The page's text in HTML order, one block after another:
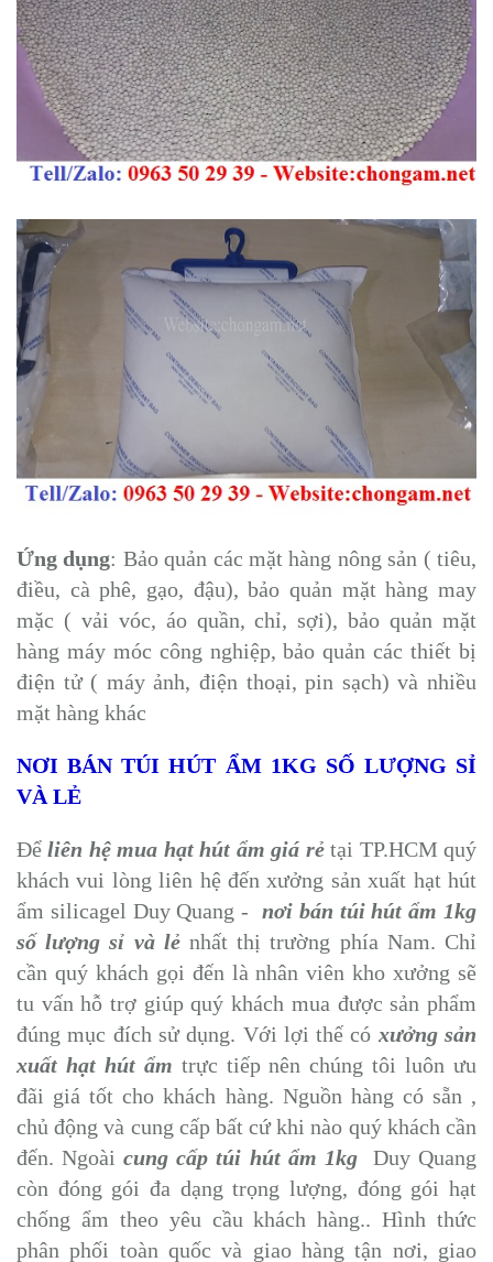
Ứng dụng: Bảo quản các mặt hàng nông sản ( tiêu,
điều, cà phê, gạo, đậu), bảo quản mặt hàng may
mặc ( vải vóc, áo quần, chỉ, sợi), bảo quản mặt
hàng máy móc công nghiệp, bảo quản các thiết bị
điện tử ( máy ảnh, điện thoại, pin sạch) và nhiều
mặt hàng khác
NƠI BÁN TÚI HÚT ẨM 1KG SỐ LƯỢNG SỈ
VÀ LẺ
Đểliên hệ mua hạt hút ẩm giá rẻtại TP.HCM quý
khách vui lòng liên hệ đến xưởng sản xuất hạt hút
ẩm silicagel Duy Quang - nơi bán túi hút ẩm 1kg
số lượng sỉ và lẻ nhất thị trường phía Nam. Chỉ
cần quý khách gọi đến là nhân viên kho xưởng sẽ
tu vấn hỗ trợ giúp quý khách mua được sản phẩm
đúng mục đích sử dụng. Với lợi thế có xưởng sản
xuất hạt hút ẩm trực tiếp nên chúng tôi luôn ưu
đãi giá tốt cho khách hàng. Nguồn hàng có sẵn ,
chủ động và cung cấp bất cứ khi nào quý khách cần
đến. Ngoàicung cấp túi hút ẩm 1kg Duy Quang
còn đóng gói đa dạng trọng lượng, đóng gói hạt
chống ẩm theo yêu cầu khách hàng.. Hình thức
phân phối toàn quốc và giao hàng tận nơi, giao